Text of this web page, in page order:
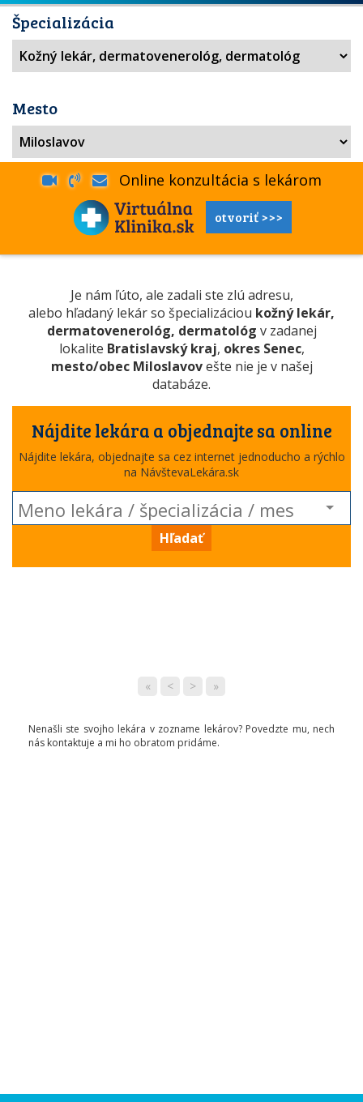
Špecializácia
Mesto
Online konzultácia s lekárom
otvoriť >>>
Je nám ľúto, ale zadali ste zlú adresu,
alebo hľadaný lekár so špecializáciou kožný lekár,
dermatovenerológ, dermatológ v zadanej
lokalite Bratislavský kraj, okres Senec,
mesto/obec Miloslavovešte nie je v našej
databáze.
Nájdite lekára a objednajte sa online
Nájdite lekára, objednajte sa cez internet jednoducho a rýchlo
na NávštevaLekára.sk
Hľadať
« < > »
Nenašli ste svojho lekára v zozname lekárov? Povedzte mu, nech
nás kontaktuje a mi ho obratom pridáme.